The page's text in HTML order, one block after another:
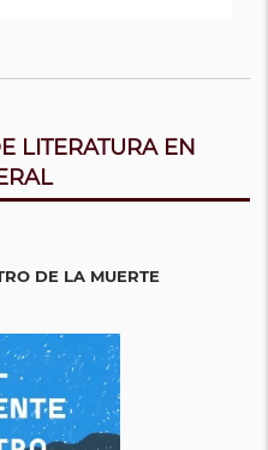
LITERATURA EN
DE LA MUERTE